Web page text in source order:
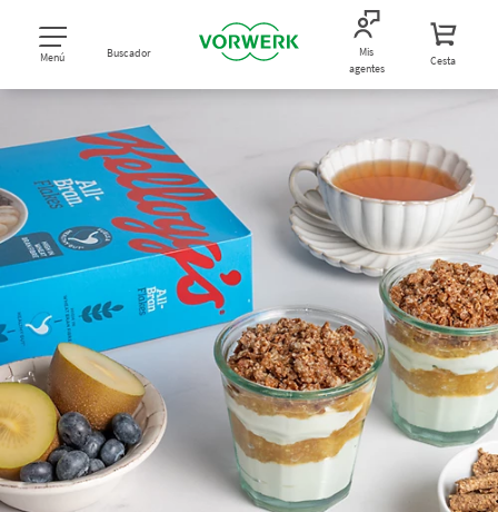
Menú Buscador
Mis
agentes
Cesta